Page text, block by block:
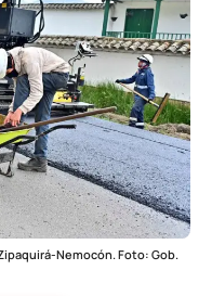
Nemocón. Foto: Gob.